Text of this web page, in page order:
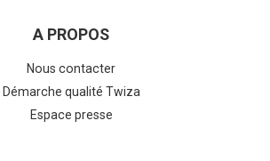
A PROPOS
Nous contacter
Démarche qualité Twiza
Espace presse